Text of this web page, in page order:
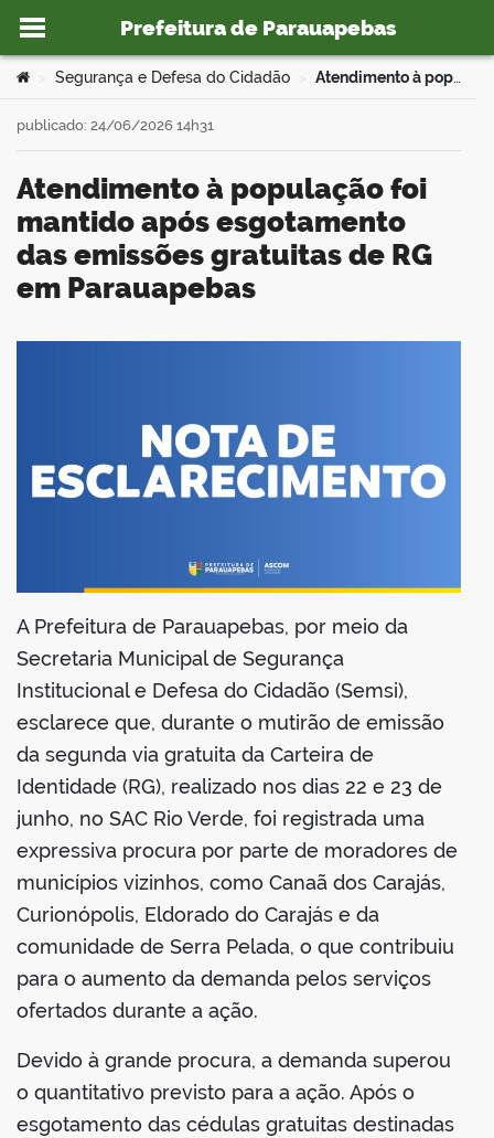
Ir para o conteúdo
Prefeitura de Parauapebas
portal
Você está aqui:
Segurança e Defesa do Cidadão Atendimento à população foi mantido após esgotamento das emissões gratuitas de RG em Parauapebas
Atendimento à população foi
mantido após esgotamento
das emissões gratuitas de RG
em Parauapebas
publicado: 24/06/2026 14h31
A Prefeitura de Parauapebas, por meio da
Secretaria Municipal de Segurança
Institucional e Defesa do Cidadão (Semsi),
esclarece que, durante o mutirão de emissão
da segunda via gratuita da Carteira de
Identidade (RG), realizado nos dias 22 e 23 de
junho, no SAC Rio Verde, foi registrada uma
expressiva procura por parte de moradores de
municípios vizinhos, como Canaã dos Carajás,
Curionópolis, Eldorado do Carajás e da
comunidade de Serra Pelada, o que contribuiu
para o aumento da demanda pelos serviços
ofertados durante a ação.
Devido à grande procura, a demanda superou
o quantitativo previsto para a ação. Após o
esgotamento das cédulas gratuitas destinadas